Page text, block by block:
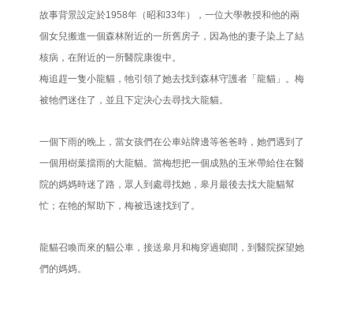
故事背景設定於1958年（昭和33年），一位大學教授和他的兩
個女兒搬進一個森林附近的一所舊房子，因為他的妻子染上了結
核病，在附近的一所醫院康復中。
梅追趕一隻小龍貓，牠引領了她去找到森林守護者「龍貓」。梅
被牠們迷住了，並且下定決心去尋找大龍貓。
一個下雨的晚上，當女孩們在公車站牌邊等爸爸時，她們遇到了
一個用樹葉擋雨的大龍貓。當梅想把一個成熟的玉米帶給住在醫
院的媽媽時迷了路，眾人到處尋找她，皋月最後去找大龍貓幫
忙；在牠的幫助下，梅被迅速找到了。
龍貓召喚而來的貓公車，接送皋月和梅穿過鄉間，到醫院探望她
們的媽媽。